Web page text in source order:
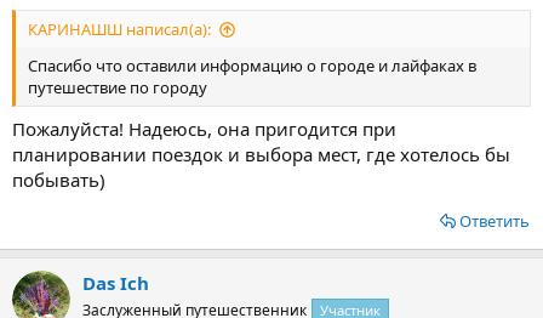
КАРИНАШШ написал(а):
Спасибо что оставили информацию о городе и лайфаках в
путешествие по городу
Пожалуйста! Надеюсь, она пригодится при
планировании поездок и выбора мест, где хотелось бы
побывать)
Ответить
Das Ich
Заслуженный путешественник Участник